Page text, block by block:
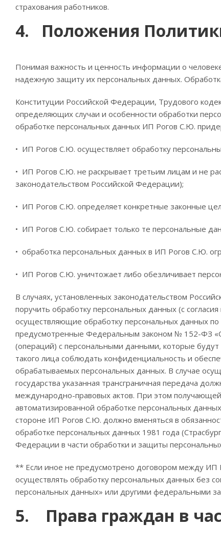
страхования работников.
4. Положения
Понимая важность и ценность информации о
надежную защиту их персональных данных.
Конституции Российской Федерации, Трудового
определяющих случаи и особенности обработки
обработке персональных данных ИП Рогов С.Ю.
• ИП Рогов С.Ю. осуществляет обработку
• ИП Рогов С.Ю. не раскрывает третьим лицам и не
законодательством Российской Федерации);
• ИП Рогов С.Ю. определяет конкретные законные
• ИП Рогов С.Ю. собирает только те персональные
• обработка персональных данных в ИП Рогов С.Ю.
• ИП Рогов С.Ю. уничтожает либо обезличивает
В случаях, установленных законодательством
поручить обработку персональных данных (с
осуществляющие обработку персональных данных
предусмотренные Федеральным законом № 152-ФЗ «О
(операций) с персональными данными, которые
такого лица соблюдать конфиденциальность и
обрабатываемых персональных данных. В случае
государства указанная трансграничная передача
международно-правовых актов. При этом
автоматизированной обработке персональных
стороне ИП Рогов С.Ю. должно вменяться в
обработке персональных данных 1981 года
Федерации в части обработки и защиты
** Если иное не предусмотрено договором между
осуществлять обработку персональных данных без
персональных данных» или другими федеральными
5. Права граждан в